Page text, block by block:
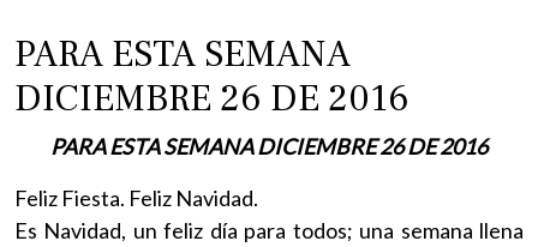
PARA ESTA SEMANA
DICIEMBRE 26 DE 2016
PARA ESTA SEMANA DICIEMBRE 26 DE 2016
Feliz Fiesta. Feliz Navidad.
Es Navidad, un feliz día para todos; una semana llena